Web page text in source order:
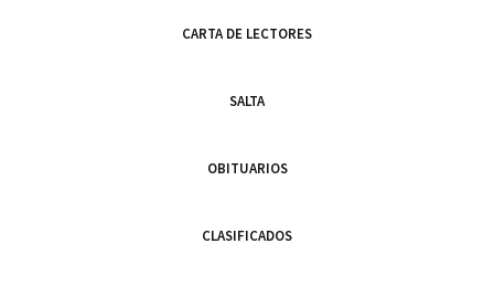
CARTA DE LECTORES
SALTA
OBITUARIOS
CLASIFICADOS